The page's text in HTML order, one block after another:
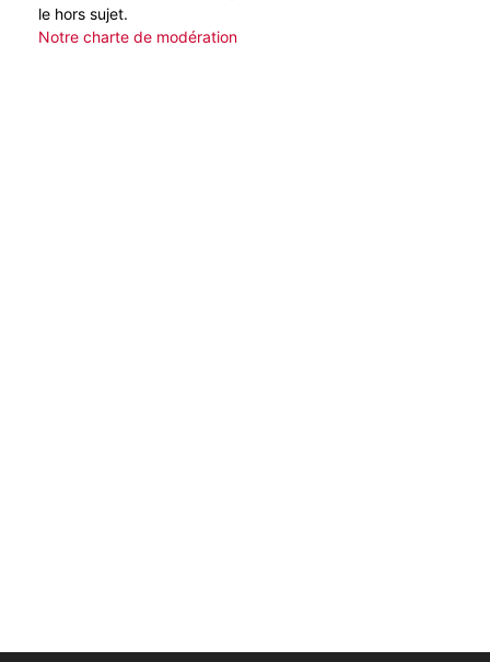
le hors sujet.
Notre charte de modération